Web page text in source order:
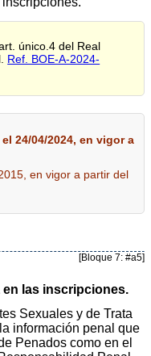
único.4 del Real
Ref. BOE-A-2024-
24/04/2024, en vigor a
en vigor a partir del
[Bloque 7: #a5]
las inscripciones.
Sexuales y de Trata
información penal que
Penados como en el